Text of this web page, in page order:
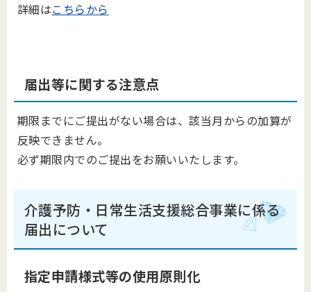
詳細はこちらから
届出等に関する注意点
期限までにご提出がない場合は、該当月からの加算が
反映できません。
必ず期限内でのご提出をお願いいたします。
介護予防・日常生活支援総合事業に係る
届出について
指定申請様式等の使用原則化